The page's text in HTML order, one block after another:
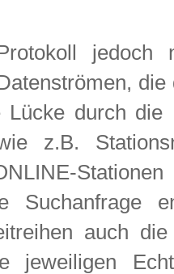
jedoch
Lücke durch die
z.B.
Suchanfrage
auch
jeweiligen